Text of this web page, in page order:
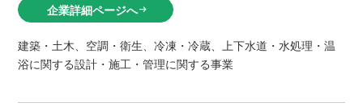
企業詳細ページへarrow_right_alt
建築・土木、空調・衛生、冷凍・冷蔵、上下水道・水処理・温
浴に関する設計・施工・管理に関する事業